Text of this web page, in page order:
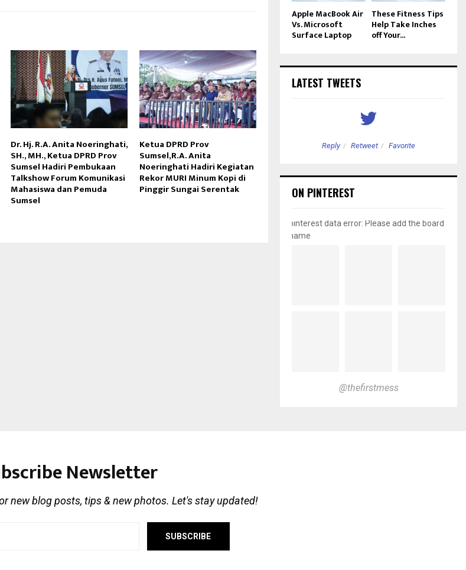
Dr. Hj. R.A. Anita Noeringhati,
SH., MH., Ketua DPRD Prov
Sumsel Hadiri Pembukaan
Talkshow Forum Komunikasi
Mahasiswa dan Pemuda
Sumsel
Ketua DPRD Prov
Sumsel,R.A. Anita
Noeringhati Hadiri Kegiatan
Rekor MURI Minum Kopi di
Pinggir Sungai Serentak
Apple MacBook Air
Vs. Microsoft
Surface Laptop
These Fitness Tips
Help Take Inches
off Your...
LATEST TWEETS
Reply Retweet Favorite Reply Retweet Reply Retweet Favorite
ON PINTEREST
pinterest data error: Please add the board
name
@thefirstmess
Newsletter
new blog posts, tips & new photos. Let's stay updated!